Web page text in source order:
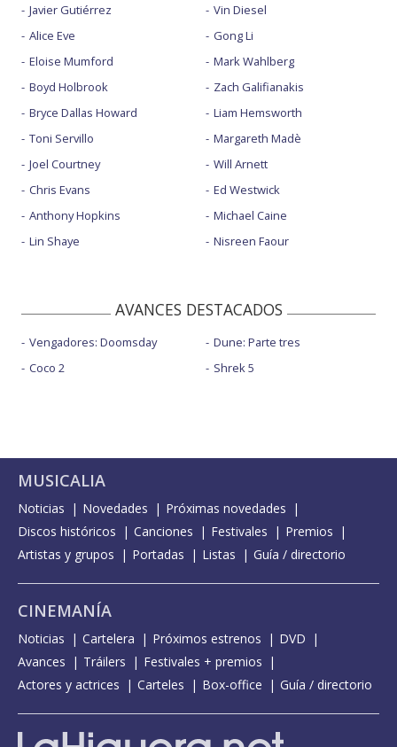
Javier Gutiérrez
Alice Eve
Eloise Mumford
Boyd Holbrook
Bryce Dallas Howard
Toni Servillo
Joel Courtney
Chris Evans
Anthony Hopkins
Lin Shaye
Vin Diesel
Gong Li
Mark Wahlberg
Zach Galifianakis
Liam Hemsworth
Margareth Madè
Will Arnett
Ed Westwick
Michael Caine
Nisreen Faour
AVANCES DESTACADOS
Vengadores: Doomsday
Coco 2
Dune: Parte tres
Shrek 5
MUSICALIA
Noticias Novedades
Próximas novedades
Discos históricos
Canciones Festivales
Premios
Artistas y grupos
Portadas Listas Guía / directorio
CINEMANÍA
Noticias Cartelera Próximos estrenos
DVD
Avances
Tráilers
Festivales + premios
Actores y actrices
Carteles Box-office Guía / directorio